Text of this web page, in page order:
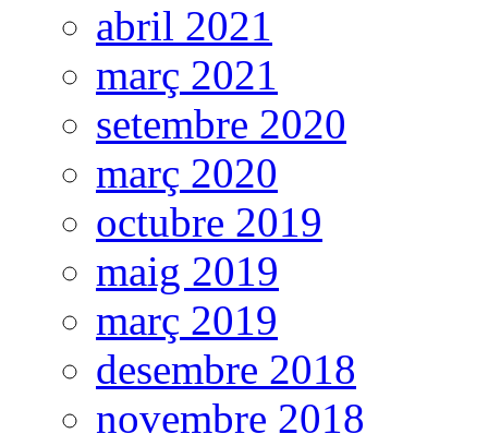
abril 2021
març 2021
setembre 2020
març 2020
octubre 2019
maig 2019
març 2019
desembre 2018
novembre 2018